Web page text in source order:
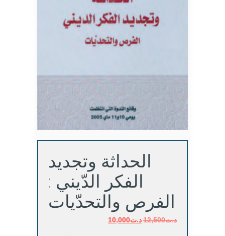
الحداثة وتجديد
الفكر الدّيني :
الفرص والتحدّيات
د.ت12,500 السعر
د.ت10,000